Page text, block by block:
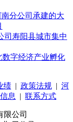
分公司承建的大
司寿阳县城市集中
字经济产业孵化
绩| 政策法规| 河
息 | 联系方式
限公司